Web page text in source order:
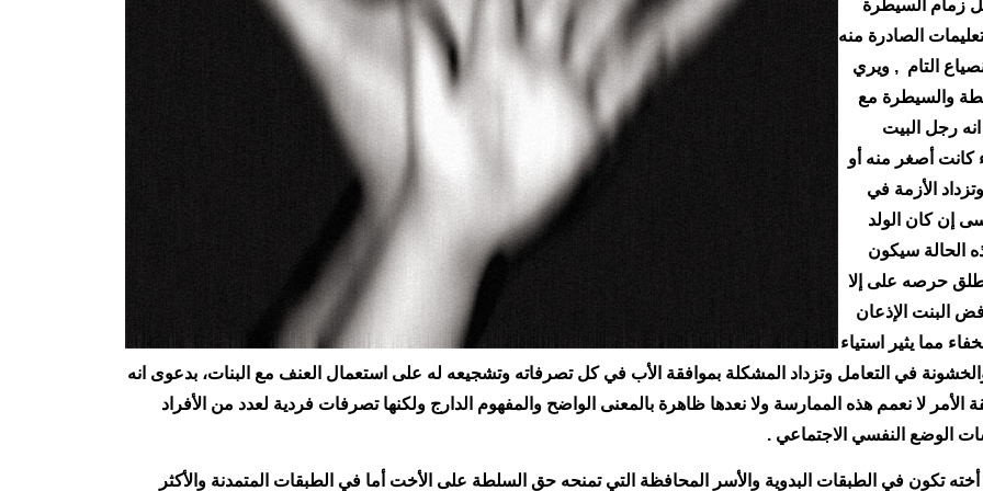
زمام السيطرة
الصادرة منه
التام , ويري
والسيطرة مع
رجل البيت
كانت أصغر منه أو
الأزمة في
إن كان الولد
الحالة سيكون
حرصه على إلا
البنت الإذعان
مما يثير استياء
في التعامل وتزداد المشكلة بموافقة الأب في كل تصرفاته وتشجيعه له على استعمال العنف مع البنات، بدعوى انه
لا نعمم هذه الممارسة ولا نعدها ظاهرة بالمعنى الواضح والمفهوم الدارج ولكنها تصرفات فردية لعدد من الأفراد
الوضع النفسي الاجتماعي .
تكون في الطبقات البدوية والأسر المحافظة التي تمنحه حق السلطة على الأخت أما في الطبقات المتمدنة والأكثر